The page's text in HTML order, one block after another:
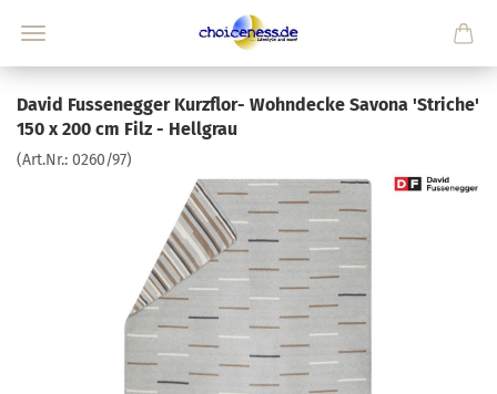
David Fussenegger Kurzflor- Wohndecke Savona 'Striche'
150 x 200 cm Filz - Hellgrau
(Art.Nr.: 0260/97)